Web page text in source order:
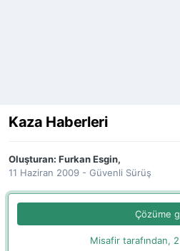
Kaza Haberleri
Oluşturan: Furkan Esgin,
11 Haziran 2009 - Güvenli Sürüş
Çözüme
Misafir tarafından,